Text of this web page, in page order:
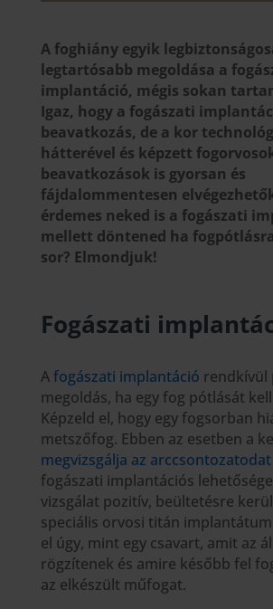
A foghiány egyik
legtartósabb megoldása a
implantáció, mégis sokan
Igaz, hogy a fogászati
beavatkozás, de a kor
hátterével és képzett
beavatkozások is gyorsan és
fájdalommentesen
érdemes neked is a fogászati
mellett döntened ha
sor? Elmondjuk!
Fogászati
Afogászati implantáció rendkívül
megoldás, ha egy fog pótlását
Képzeld el, hogy egy fogsorban
metszőfog. Ebben az esetben a
megvizsgálja az arccsontozatodat
fogászati implantációs
vizsgálat pozitív, beültetésre
speciális orvosi titán
el úgy, mint egy csavart, amit az
rögzítenek és amire később fel
az elkészült műfogat.